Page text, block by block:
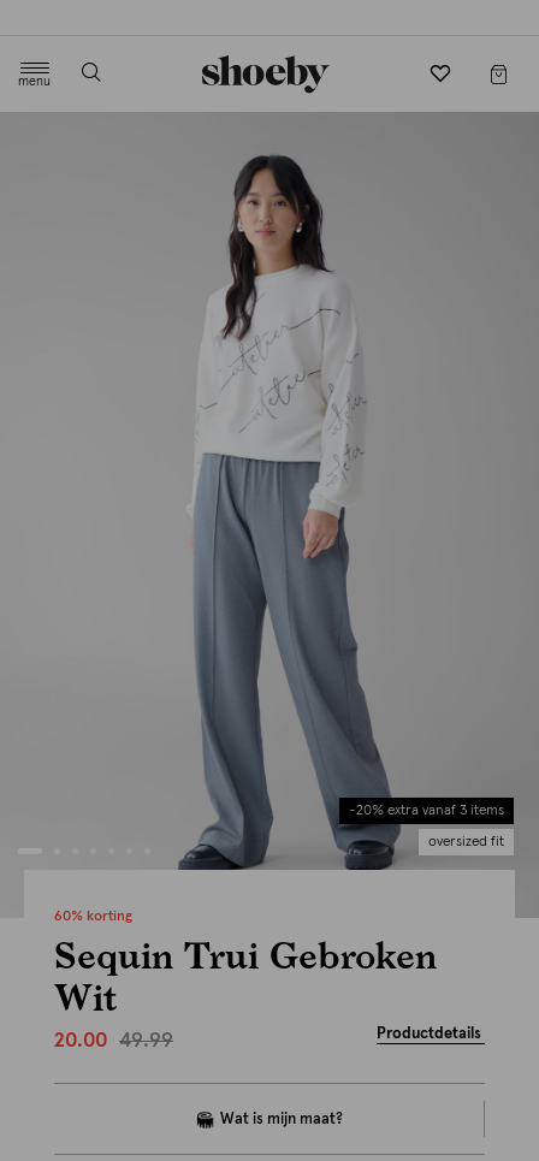
menu
-20% extra vanaf 3 items
oversized fit
60% korting
Sequin Trui Gebroken
Wit
20.00 49.99 Productdetails